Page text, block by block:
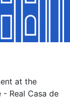
at the
Real Casa de